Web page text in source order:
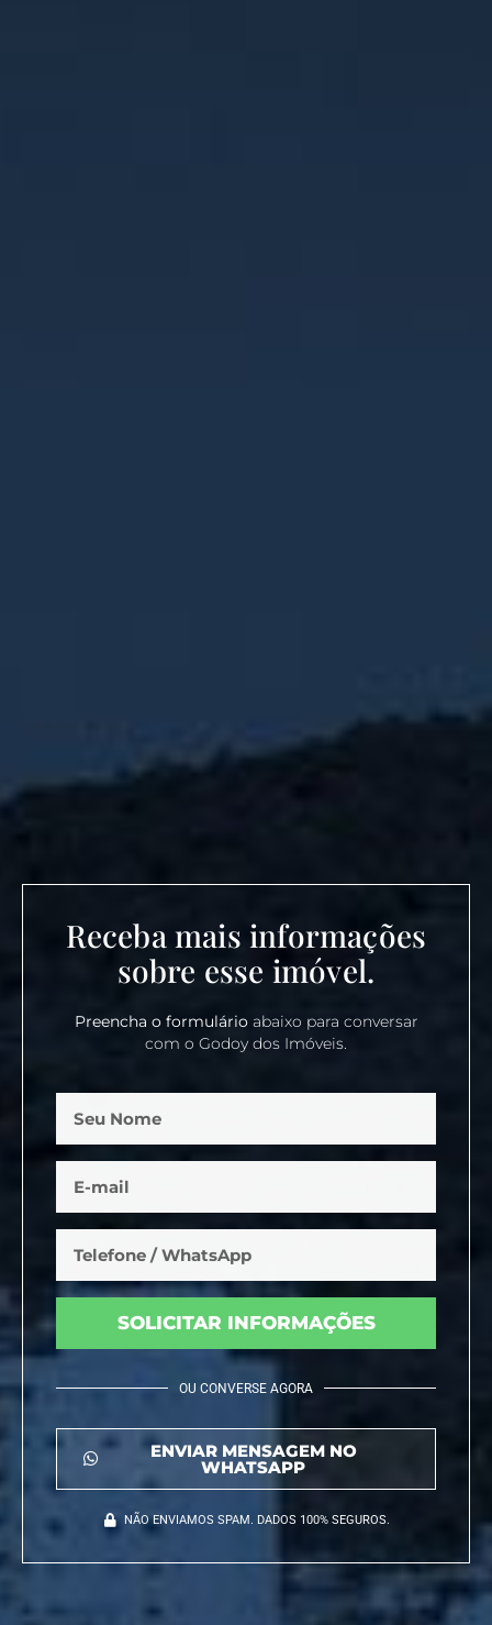
Receba mais informações
sobre esse imóvel.
Preencha o formulárioabaixo para conversar
com o Godoy dos Imóveis.
SOLICITAR INFORMAÇÕES
OU CONVERSE AGORA
ENVIAR MENSAGEM NO
WHATSAPP
NÃO ENVIAMOS SPAM. DADOS 100% SEGUROS.